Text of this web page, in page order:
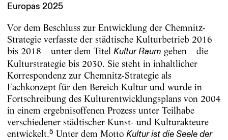
Europas 2025
Vor dem Beschluss zur Entwicklung der Chemnitz-
Strategie verfasste der städtische Kulturbetrieb 2016
bis 2018 – unter dem Titel Kultur Raum geben – die
Kulturstrategie bis 2030. Sie steht in inhaltlicher
Korrespondenz zur Chemnitz-Strategie als
Fachkonzept für den Bereich Kultur und wurde in
Fortschreibung des Kulturentwicklungsplans von 2004
in einem ergebnisoffenen Prozess unter Teilhabe
verschiedener städtischer Kunst- und Kulturakteure
entwickelt.5 Unter dem Motto Kultur ist die Seele der